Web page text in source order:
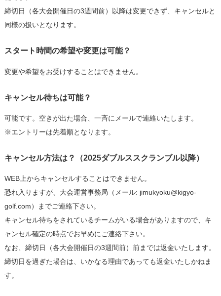
締切日（各大会開催日の3週間前）以降は変更できず、キャンセルと
同様の扱いとなります。
スタート時間の希望や変更は可能？
変更や希望をお受けすることはできません。
キャンセル待ちは可能？
可能です。空きが出た場合、一斉にメールで連絡いたします。
※エントリーは先着順となります。
キャンセル方法は？（2025ダブルススクランブル以降）
WEB上からキャンセルすることはできません。
恐れ入りますが、大会運営事務局（メール: jimukyoku@kigyo-
golf.com）までご連絡下さい。
キャンセル待ちをされているチームがいる場合がありますので、キ
ャンセル確定の時点でお早めにご連絡下さい。
なお、締切日（各大会開催日の3週間前）前までは返金いたします。
締切日を過ぎた場合は、いかなる理由であっても返金いたしかねま
す。